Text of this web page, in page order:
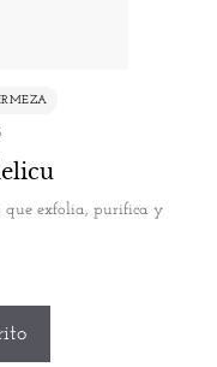
que exfolia, purifica y